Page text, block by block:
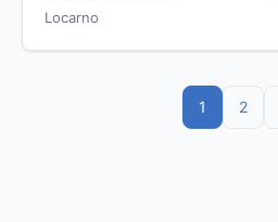
Locarno
1 2